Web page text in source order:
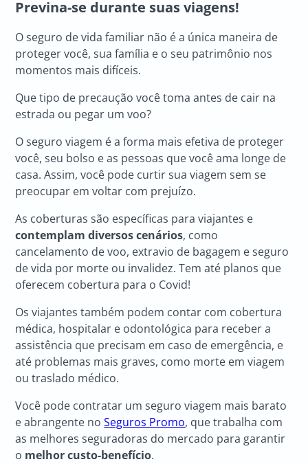
Previna-se durante suas viagens!
O seguro de vida familiar não é a única maneira de
proteger você, sua família e o seu patrimônio nos
momentos mais difíceis.
Que tipo de precaução você toma antes de cair na
estrada ou pegar um voo?
O seguro viagem é a forma mais efetiva de proteger
você, seu bolso e as pessoas que você ama longe de
casa. Assim, você pode curtir sua viagem sem se
preocupar em voltar com prejuízo.
As coberturas são específicas para viajantes e
contemplam diversos cenários, como
cancelamento de voo, extravio de bagagem e seguro
de vida por morte ou invalidez. Tem até planos que
oferecem cobertura para o Covid!
Os viajantes também podem contar com cobertura
médica, hospitalar e odontológica para receber a
assistência que precisam em caso de emergência, e
até problemas mais graves, como morte em viagem
ou traslado médico.
Você pode contratar um seguro viagem mais barato
e abrangente noSeguros Promo, que trabalha com
as melhores seguradoras do mercado para garantir
o melhor custo-benefício.